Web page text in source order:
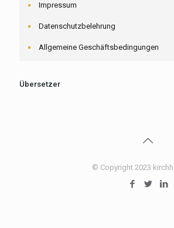
Impressum
Datenschutzbelehrung
Allgemeine Geschäftsbedingungen
Übersetzer
© Copyright 2023